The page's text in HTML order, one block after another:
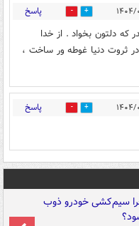
0 پاسخ
که دلتون بخواد . از خدا
ثروت دنیا غوطه ور ساخت ،
1 پاسخ